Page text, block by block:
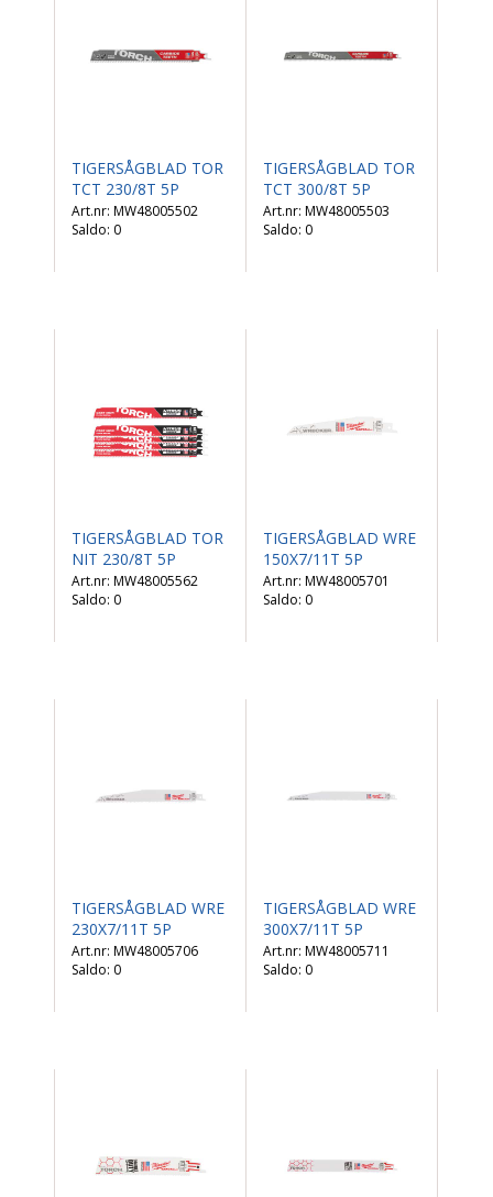
TIGERSÅGBLAD TOR
TCT 230/8T 5P
MW48005502
Saldo: 0
TIGERSÅGBLAD TOR
TCT 300/8T 5P
MW48005503
Saldo: 0
TIGERSÅGBLAD TOR
NIT 230/8T 5P
MW48005562
Saldo: 0
TIGERSÅGBLAD WRE
150X7/11T 5P
MW48005701
Saldo: 0
TIGERSÅGBLAD WRE
230X7/11T 5P
MW48005706
Saldo: 0
TIGERSÅGBLAD WRE
300X7/11T 5P
MW48005711
Saldo: 0